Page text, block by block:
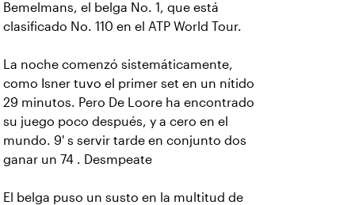
Bemelmans, el belga No. 1, que está
clasificado No. 110 en el ATP World Tour.
La noche comenzó sistemáticamente,
como Isner tuvo el primer set en un nítido
29 minutos. Pero De Loore ha encontrado
su juego poco después, y a cero en el
mundo. 9' s servir tarde en conjunto dos
ganar un 74 . Desmpeate
El belga puso un susto en la multitud de